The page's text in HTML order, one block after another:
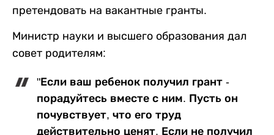
претендовать на вакантные гранты.
Министр науки и высшего образования дал
совет родителям:
"Если ваш ребенок получил грант -
порадуйтесь вместе с ним. Пусть он
почувствует, что его труд
действительно ценят. Если не получил